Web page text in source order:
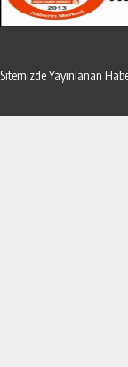
Sitemizde Yayınlanan